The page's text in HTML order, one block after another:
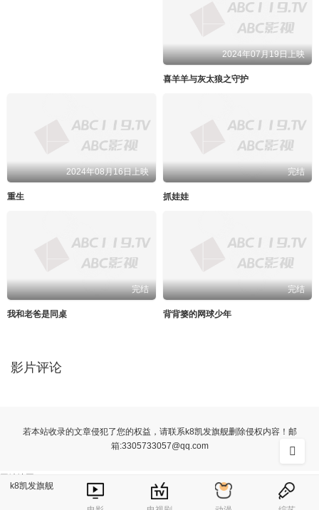
2024年07月19日上映
喜羊羊与灰太狼之守护
2024年08月16日上映
重生
完结
抓娃娃
完结
我和老爸是同桌
完结
背背篓的网球少年
影片评论
若本站收录的文章侵犯了您的权益，请联系k8凯发旗舰删除侵权内容！邮
箱:3305733057@qq.com
k8凯发旗舰